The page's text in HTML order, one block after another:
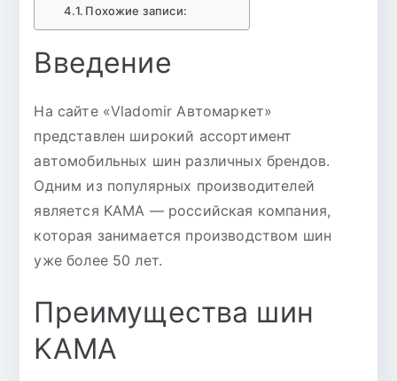
Похожие записи:
Введение
На сайте «Vladomir Автомаркет»
представлен широкий ассортимент
автомобильных шин различных брендов.
Одним из популярных производителей
является KAMA — российская компания,
которая занимается производством шин
уже более 50 лет.
Преимущества шин
KAMA